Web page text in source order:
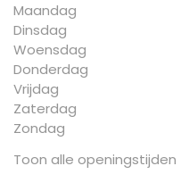
Maandag
Dinsdag
Woensdag
Donderdag
Vrijdag
Zaterdag
Zondag
Toon alle openingstijden